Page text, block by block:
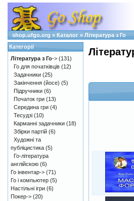
shop.ufgo.org » Каталог » Література з Го
Категорії
Література з Го-> (131)
Го для початківців (12)
Задачники (25)
Закінчення (йосе) (5)
Підручники (6)
Початок гри (13)
Середина гри (4)
Тесудзі (10)
Карманні задачники (18)
Збірки партій (6)
Художні та
публіцистика (5)
Го-література
англійскою (6)
Го інвентар-> (71)
Го і компьютер (5)
Настільні ігри (6)
Покер-> (20)